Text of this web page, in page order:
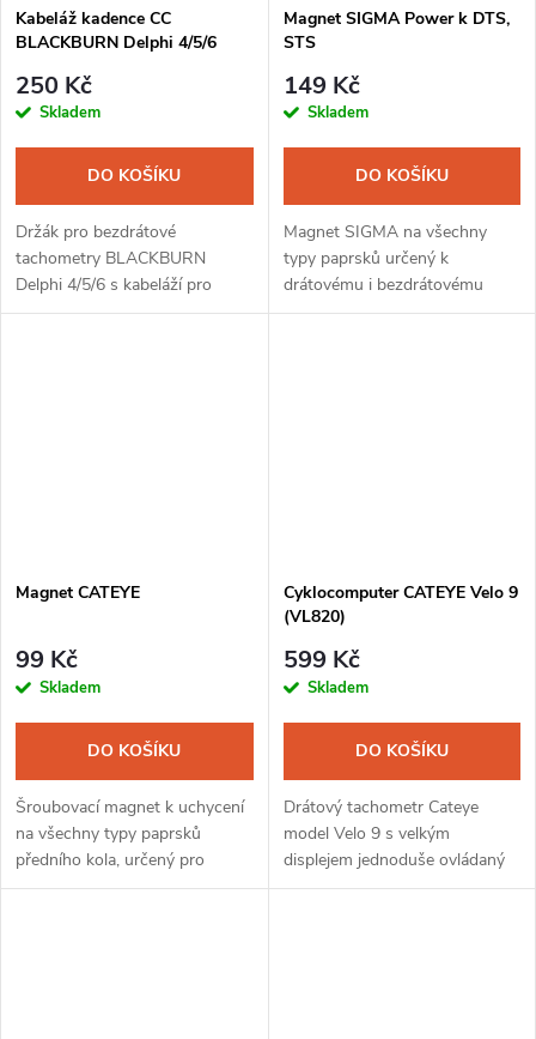
Kabeláž kadence CC
BLACKBURN Delphi 4/5/6
250 Kč
Skladem
DO KOŠÍKU
Držák pro bezdrátové
tachometry BLACKBURN
Delphi 4/5/6 s kabeláží pro
měření kadence (rychlost
Magnet SIGMA Power k DTS,
STS
149 Kč
Skladem
DO KOŠÍKU
Magnet SIGMA na všechny
typy paprsků určený k
drátovému i bezdrátovému
měření otáček předního kola,
Magnet CATEYE
99 Kč
Skladem
DO KOŠÍKU
Šroubovací magnet k uchycení
na všechny typy paprsků
předního kola, určený pro
všechny cyklopočítače CATEYE
Cyklocomputer CATEYE Velo 9
(VL820)
599 Kč
Skladem
DO KOŠÍKU
Drátový tachometr Cateye
model Velo 9 s velkým
displejem jednoduše ovládaný
jedním tlačítkem. Jednoduchá